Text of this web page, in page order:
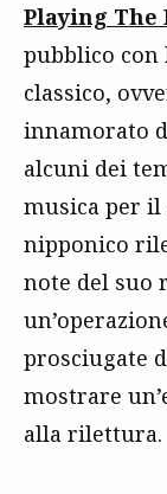
Playing The
pubblico con
classico,
innamorato
alcuni dei
musica per il
nipponico
note del suo
prosciugate
mostrare
alla rilettura.